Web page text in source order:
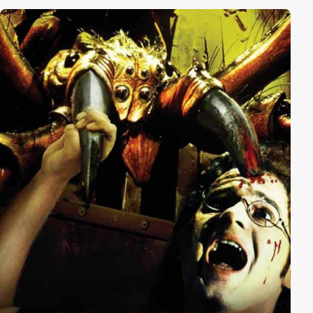
Kristoff muss um sein Leben und das der anderen
Reisenden kämpfen - und zu seinem Entsetzen sind in
Wien auch seine Frau und seine Kinder zugestiegen...